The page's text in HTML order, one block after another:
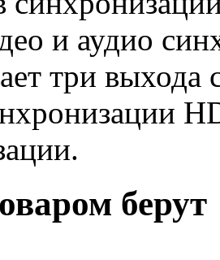
и аудио
три
берут